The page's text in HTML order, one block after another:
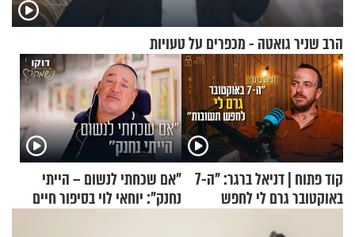
הרב שניר גואטה - מכפרים על טעויות
קוד פתוח | דניאל ברגר: "ה-7
באוקטובר גרם לי לחפש
"אם שכחתי לנשום – הייתי
נחנק": יוחאי לוי בסיפור חיים